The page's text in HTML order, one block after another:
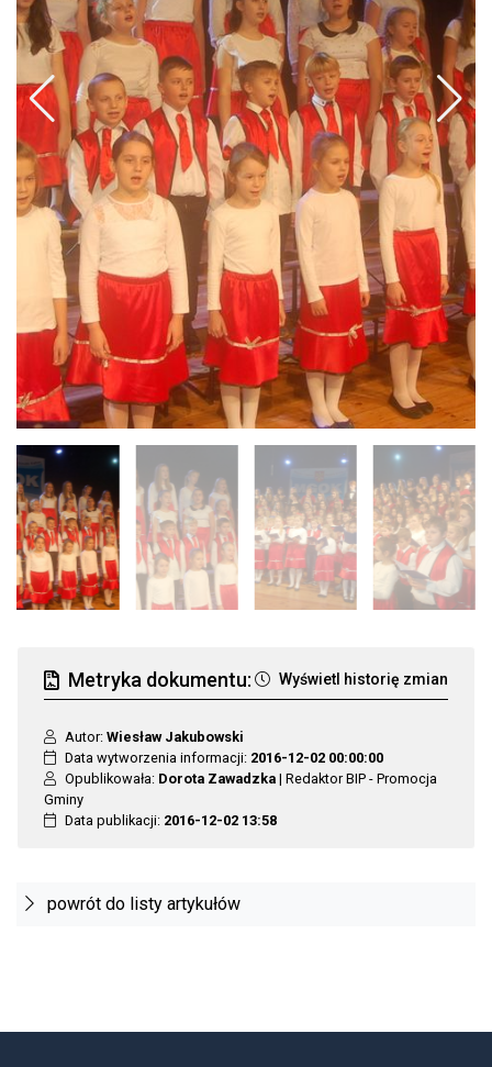
Metryka dokumentu: Wyświetl historię zmian
Autor: Wiesław Jakubowski
Data wytworzenia informacji: 2016-12-02 00:00:00
Opublikowała: Dorota Zawadzka | Redaktor BIP - Promocja
Gminy
Data publikacji: 2016-12-02 13:58
powrót do listy artykułów